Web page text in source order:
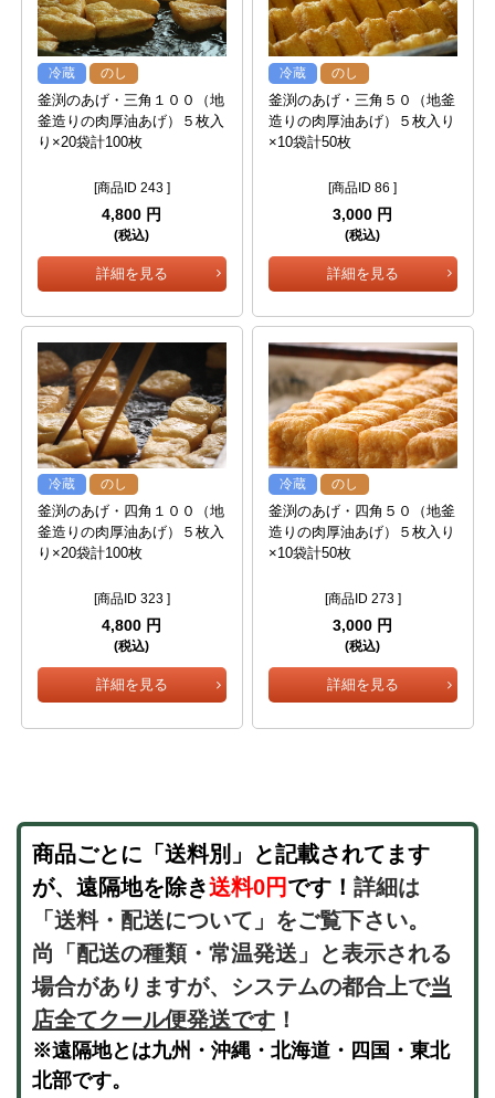
冷蔵 のし
釜渕のあげ・三角１００（地
釜造りの肉厚油あげ）５枚入
り×20袋計100枚
[商品ID 243 ]
4,800 円
(税込)
詳細を見る
冷蔵 のし
釜渕のあげ・三角５０（地釜
造りの肉厚油あげ）５枚入り
×10袋計50枚
[商品ID 86 ]
3,000 円
(税込)
詳細を見る
冷蔵 のし
釜渕のあげ・四角１００（地
釜造りの肉厚油あげ）５枚入
り×20袋計100枚
[商品ID 323 ]
4,800 円
(税込)
詳細を見る
冷蔵 のし
釜渕のあげ・四角５０（地釜
造りの肉厚油あげ）５枚入り
×10袋計50枚
[商品ID 273 ]
3,000 円
(税込)
詳細を見る
商品ごとに「送料別」と記載されてます
が、遠隔地を除き送料0円です！ 詳細は
「送料・配送について」をご覧下さい。
尚「配送の種類・常温発送」と表示される
場合がありますが、システムの都合上で当
店全てクール便発送です ！
※遠隔地とは九州・沖縄・北海道・四国・東北
北部です。